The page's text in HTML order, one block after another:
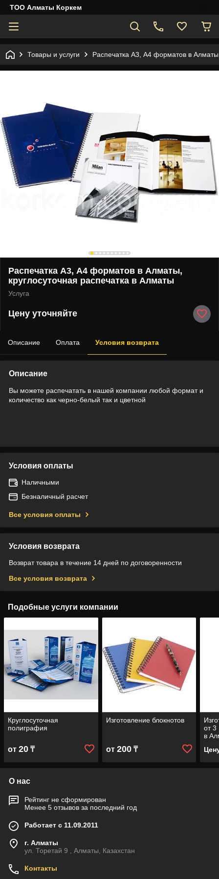
ТОО Алматы Коркем
Товары и услуги Распечатка А3, А4 форматов в
Распечатка А3, А4 форматов в Алматы,
круглосуточная распечатка в Алматы
Услуга
Цену уточняйте
Описание Оплата Условия возврата
Описание
Вы можете распечатать в нашей компании любой формат и
количество как черно-белый так и цветной
Условия оплаты
Наличными
Безналичный расчет
Все условия оплаты
Условия возврата
Возврат товара в течение 14 дней по договоренности
Все условия возврата
Подобные услуги компании
Круглосуточная
полиграфия
от 20 ₸
Изготовление блокнотов
от 200₸
от 3
в
О нас
Рейтинг не сформирован
Менее 5 отзывов за последний год
Работает с 11.09.2011
г. Алматы
ул. Торетай 9 , Алматы, Казахстан
Контакты